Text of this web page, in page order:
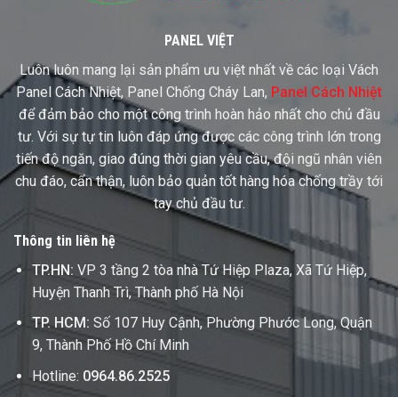
Hàng
PANEL VIỆT
Luôn luôn mang lại sản phẩm ưu việt nhất về các loại Vách
Panel Cách Nhiệt, Panel Chống Cháy Lan, Panel Cách Nhiệt
để đảm bảo cho một công trình hoàn hảo nhất cho chủ đầu
tư. Với sự tự tin luôn đáp ứng được các công trình lớn trong
tiến độ ngăn, giao đúng thời gian yêu cầu, đội ngũ nhân viên
chu đáo, cẩn thận, luôn bảo quản tốt hàng hóa chống trầy tới
tay chủ đầu tư.
Thông tin liên hệ
TP.HN: VP 3 tầng 2 tòa nhà Tứ Hiệp Plaza, Xã Tứ Hiệp,
Huyện Thanh Trì, Thành phố Hà Nội
TP. HCM: Số 107 Huy Cậnh, Phường Phước Long, Quận
9, Thành Phố Hồ Chí Minh
Hotline: 0964.86.2525